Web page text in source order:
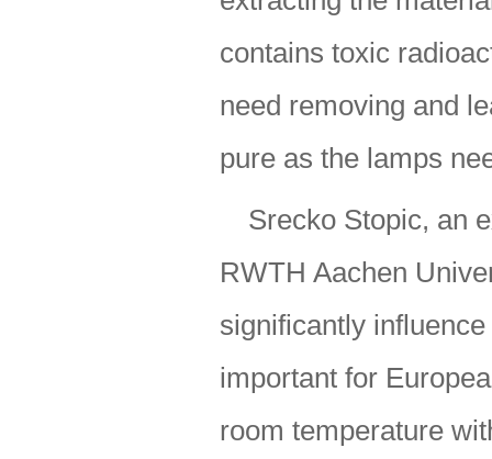
contains toxic
need removing and
pure as the lamps
Srecko Stopic, an
RWTH Aachen
significantly
important for
room temperature